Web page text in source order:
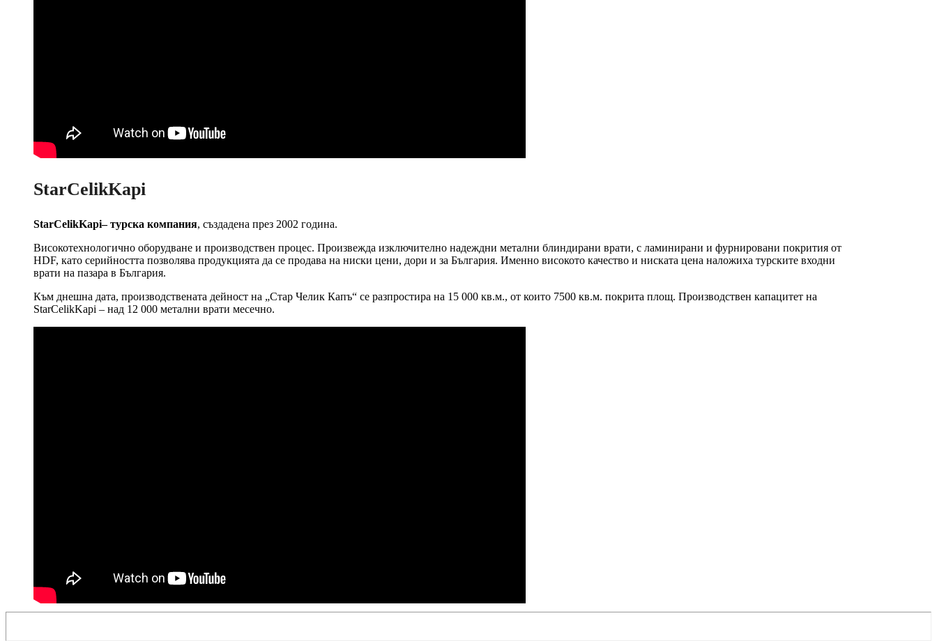
StarCelikKapi
StarCelikKapi– турска компания, създадена през 2002 година.
Високотехнологично оборудване и производствен процес. Произвежда изключително надеждни метални блиндирани врати, с ламинирани и фурнировани покрития от
HDF, като серийността позволява продукцията да се продава на ниски цени, дори и за България. Именно високото качество и ниската цена наложиха турските входни
врати на пазара в България.
Към днешна дата, производствената дейност на „Стар Челик Капъ“ се разпростира на 15 000 кв.м., от които 7500 кв.м. покрита площ. Производствен капацитет на
StarCelikKapi – над 12 000 метални врати месечно.